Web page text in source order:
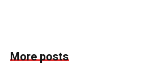
More posts